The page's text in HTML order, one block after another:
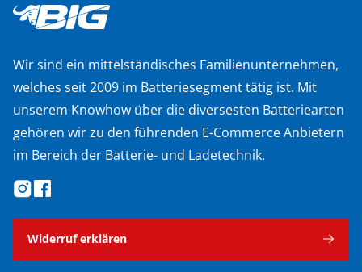
Wir sind ein mittelständisches Familienunternehmen,
welches seit 2009 im Batteriesegment tätig ist. Mit
unserem Knowhow über die diversesten Batteriearten
gehören wir zu den führenden E-Commerce Anbietern
im Bereich der Batterie- und Ladetechnik.
Widerruf erklären